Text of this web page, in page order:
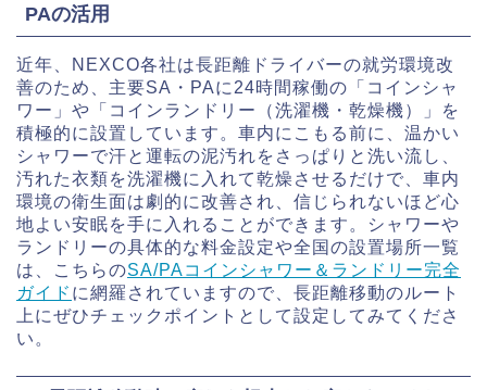
PAの活用
近年、NEXCO各社は長距離ドライバーの就労環境改
善のため、主要SA・PAに24時間稼働の「コインシャ
ワー」や「コインランドリー（洗濯機・乾燥機）」を
積極的に設置しています。車内にこもる前に、温かい
シャワーで汗と運転の泥汚れをさっぱりと洗い流し、
汚れた衣類を洗濯機に入れて乾燥させるだけで、車内
環境の衛生面は劇的に改善され、信じられないほど心
地よい安眠を手に入れることができます。シャワーや
ランドリーの具体的な料金設定や全国の設置場所一覧
は、こちらのSA/PAコインシャワー＆ランドリー完全
ガイド に網羅されていますので、長距離移動のルート
上にぜひチェックポイントとして設定してみてくださ
い。